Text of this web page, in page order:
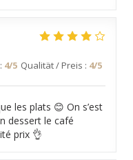
: 4/5 Qualität / Preis : 4/5
les plats 😊 On s’est
dessert le café
prix 👌